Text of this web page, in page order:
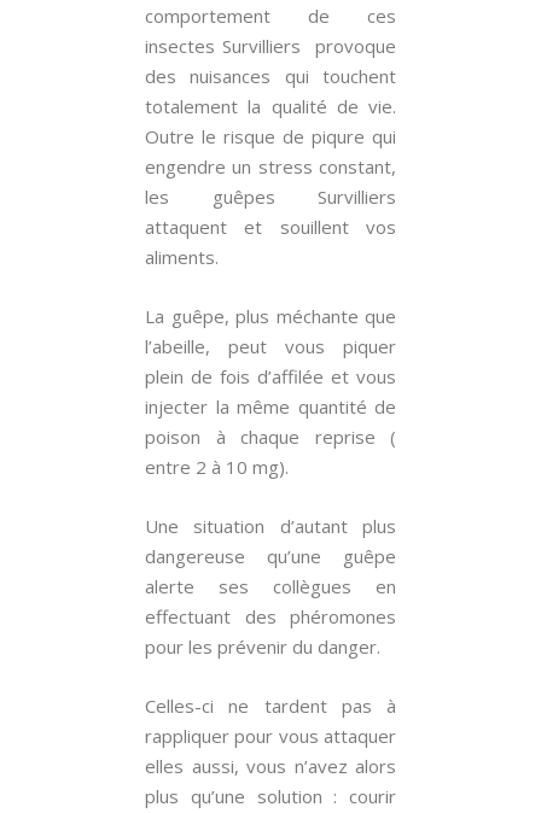
comportement de ces
insectes Survilliers provoque
des nuisances qui touchent
totalement la qualité de vie.
Outre le risque de piqure qui
engendre un stress constant,
les guêpes Survilliers
attaquent et souillent vos
aliments.
La guêpe, plus méchante que
l’abeille, peut vous piquer
plein de fois d’affilée et vous
injecter la même quantité de
poison à chaque reprise (
entre 2 à 10 mg).
Une situation d’autant plus
dangereuse qu’une guêpe
alerte ses collègues en
effectuant des phéromones
pour les prévenir du danger.
Celles-ci ne tardent pas à
rappliquer pour vous attaquer
elles aussi, vous n’avez alors
plus qu’une solution : courir